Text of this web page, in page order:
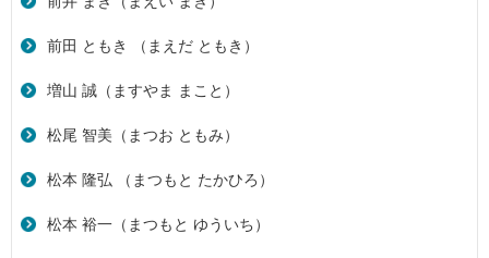
前田 ともき （まえだ ともき）
増山 誠（ますやま まこと）
松尾 智美（まつお ともみ）
松本 隆弘 （まつもと たかひろ）
松本 裕一（まつもと ゆういち）